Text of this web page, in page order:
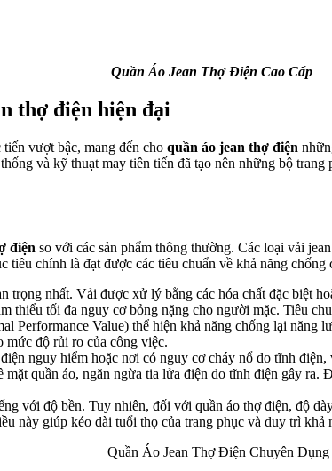
Quần Áo Jean Thợ Điện Cao Cấp
thợ điện hiện đại
vượt bậc, mang đến cho quần áo jean thợ điện
và kỹ thuạt may tiên tiến đã tạo nên những bộ
điện so với các sản phẩm thông thường. Các loại vải
chính là đạt được các tiêu chuẩn về khả năng chống
trọng nhất. Vải được xử lý bằng các hóa chất đặc biệt
thiểu tối đa nguy cơ bỏng nặng cho người mặc. Tiêu
Value) thể hiện khả năng chống lại năng
mức độ rủi ro của công việc.
nguy hiểm hoặc nơi có nguy cơ cháy nổ do tĩnh
quần áo, ngăn ngừa tia lửa điện do tĩnh điện gây
với độ bền. Tuy nhiên, đối với quần áo thợ điện, độ
này giúp kéo dài tuổi thọ của trang phục và duy trì khả